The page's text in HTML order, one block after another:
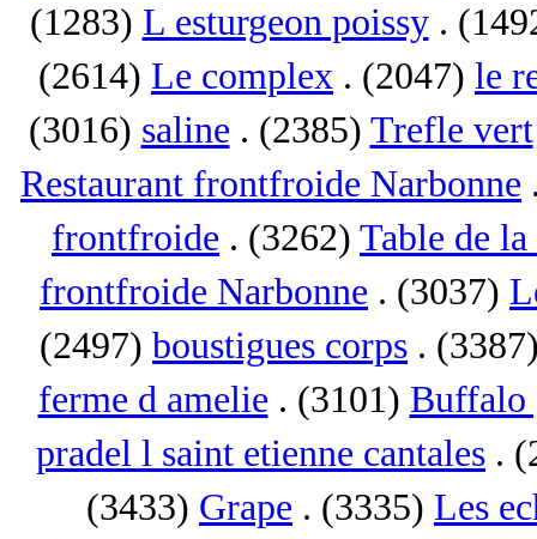
(1283) L esturgeon poissy.
(2614) Le complex . (2047) le
(3016) saline . (2385) Trefle vert
Restaurant frontfroide Narbonne
frontfroide . (3262) Table de
frontfroide Narbonne . (3037)
(2497) boustigues corps .
ferme d amelie . (3101) Buffalo
pradel l saint etienne cantales .
(3433) Grape . (3335) Les